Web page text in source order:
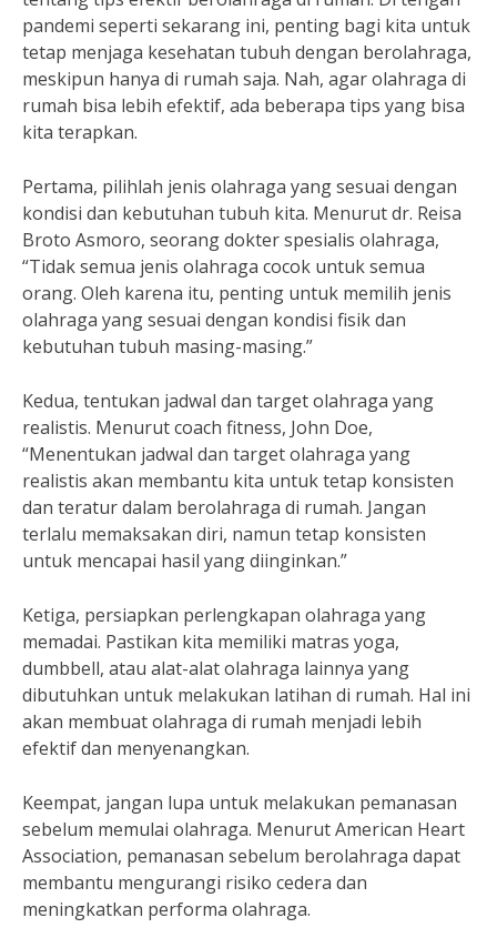
pandemi seperti sekarang ini, penting bagi kita untuk
tetap menjaga kesehatan tubuh dengan berolahraga,
meskipun hanya di rumah saja. Nah, agar olahraga di
rumah bisa lebih efektif, ada beberapa tips yang bisa
kita terapkan.
Pertama, pilihlah jenis olahraga yang sesuai dengan
kondisi dan kebutuhan tubuh kita. Menurut dr. Reisa
Broto Asmoro, seorang dokter spesialis olahraga,
“Tidak semua jenis olahraga cocok untuk semua
orang. Oleh karena itu, penting untuk memilih jenis
olahraga yang sesuai dengan kondisi fisik dan
kebutuhan tubuh masing-masing.”
Kedua, tentukan jadwal dan target olahraga yang
realistis. Menurut coach fitness, John Doe,
“Menentukan jadwal dan target olahraga yang
realistis akan membantu kita untuk tetap konsisten
dan teratur dalam berolahraga di rumah. Jangan
terlalu memaksakan diri, namun tetap konsisten
untuk mencapai hasil yang diinginkan.”
Ketiga, persiapkan perlengkapan olahraga yang
memadai. Pastikan kita memiliki matras yoga,
dumbbell, atau alat-alat olahraga lainnya yang
dibutuhkan untuk melakukan latihan di rumah. Hal ini
akan membuat olahraga di rumah menjadi lebih
efektif dan menyenangkan.
Keempat, jangan lupa untuk melakukan pemanasan
sebelum memulai olahraga. Menurut American Heart
Association, pemanasan sebelum berolahraga dapat
membantu mengurangi risiko cedera dan
meningkatkan performa olahraga.